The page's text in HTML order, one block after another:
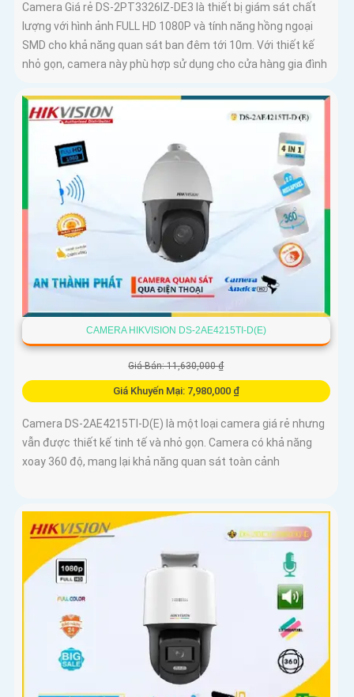
Camera Giá rẻ DS-2PT3326IZ-DE3 là thiết bị giám sát chất
lượng với hình ảnh FULL HD 1080P và tính năng hồng ngoại
SMD cho khả năng quan sát ban đêm tới 10m. Với thiết kế
nhỏ gọn, camera này phù hợp sử dụng cho cửa hàng gia đình
CAMERA HIKVISION DS-2AE4215TI-D(E)
Giá Bán: 11,630,000 ₫
Giá Khuyến Mại: 7,980,000 ₫
Camera DS-2AE4215TI-D(E) là một loại camera giá rẻ nhưng
vẫn được thiết kế tinh tế và nhỏ gọn. Camera có khả năng
xoay 360 độ, mang lại khả năng quan sát toàn cảnh